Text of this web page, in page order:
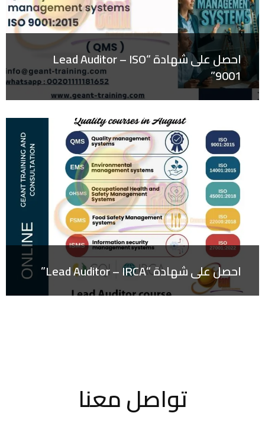
احصل على شهادة “Lead Auditor – ISO
9001”
احصل على شهادة “Lead Auditor – IRCA”
تواصل معنا